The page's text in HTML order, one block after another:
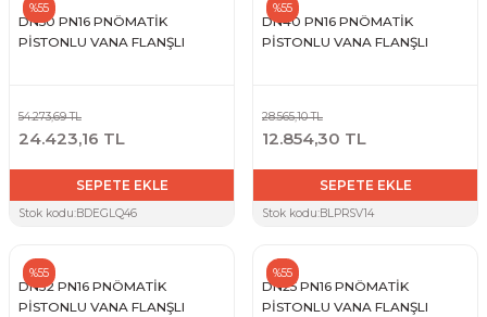
DN50 PN16 PNÖMATİK
PİSTONLU VANA FLANŞLI
%55
54.273,69 TL
24.423,16 TL
SEPETE EKLE
Stok kodu:BDEGLQ46
DN40 PN16 PNÖMATİK
PİSTONLU VANA FLANŞLI
%55
28.565,10 TL
12.854,30 TL
SEPETE EKLE
Stok kodu:BLPRSV14
DN32 PN16 PNÖMATİK
PİSTONLU VANA FLANŞLI
%55
DN25 PN16 PNÖMATİK
PİSTONLU VANA FLANŞLI
%55